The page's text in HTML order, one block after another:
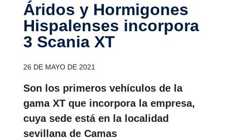
Áridos y Hormi­gones
Hispa­lenses incor­pora
3 Scania XT
26 DE MAYO DE 2021
Son los primeros vehículos de la
gama XT que incorpora la empresa,
cuya sede está en la localidad
sevillana de Camas